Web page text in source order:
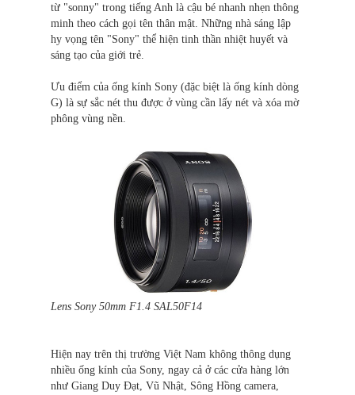
từ "sonny" trong tiếng Anh là cậu bé nhanh nhẹn thông
minh theo cách gọi tên thân mật. Những nhà sáng lập
hy vọng tên "Sony" thể hiện tinh thần nhiệt huyết và
sáng tạo của giới trẻ.
Ưu điểm của ống kính Sony (đặc biệt là ống kính dòng
G) là sự sắc nét thu được ở vùng cần lấy nét và xóa mờ
phông vùng nền.
Lens Sony 50mm F1.4 SAL50F14
Hiện nay trên thị trường Việt Nam không thông dụng
nhiều ống kính của Sony, ngay cả ở các cửa hàng lớn
như Giang Duy Đạt, Vũ Nhật, Sông Hồng camera,